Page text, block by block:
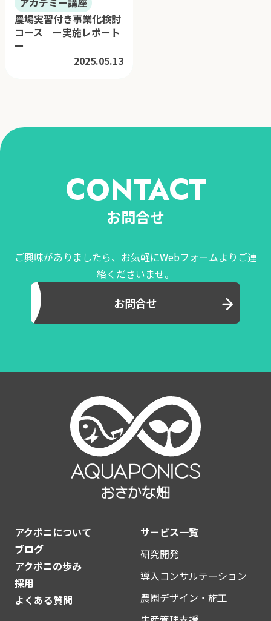
農場実習付き事業化検討
コース ー実施レポート
ー
2025.05.13
CONTACT
お問合せ
ご興味がありましたら、お気軽にWebフォームよりご連
絡くださいませ。
お問合せ
アクポニについて
ブログ
アクポニの歩み
採用
よくある質問
サービス一覧
研究開発
導入コンサルテーション
農園デザイン・施工